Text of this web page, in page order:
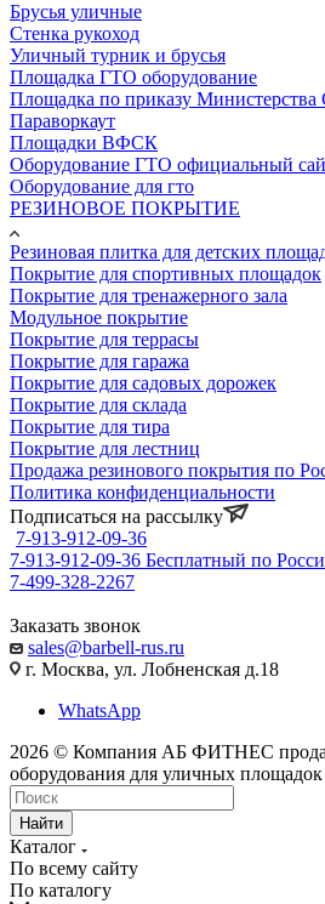
Брусья уличные
Стенка рукоход
Уличный турник и брусья
Площадка ГТО оборудование
Площадка по приказу Министерства
Параворкаут
Площадки ВФСК
Оборудование ГТО официальный
Оборудование для гто
РЕЗИНОВОЕ ПОКРЫТИЕ
Резиновая плитка для детских
Покрытие для спортивных площадок
Покрытие для тренажерного зала
Модульное покрытие
Покрытие для террасы
Покрытие для гаража
Покрытие для садовых дорожек
Покрытие для склада
Покрытие для тира
Покрытие для лестниц
Продажа резинового покрытия по
Политика конфиденциальности
Подписаться на рассылку
7-913-912-09-36
7-913-912-09-36 Бесплатный по
7-499-328-2267
Заказать звонок
sales@barbell-rus.ru
г. Москва, ул. Лобненская д.18
WhatsApp
2026 © Компания АБ ФИТНЕС
оборудования для уличных площадок
Найти
Каталог
По всему сайту
По каталогу